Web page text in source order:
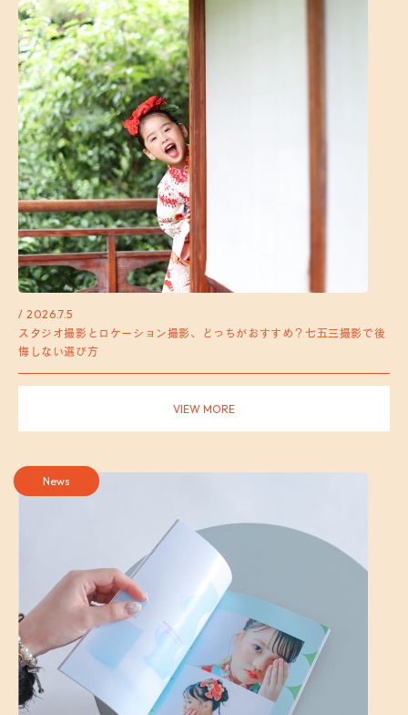
/ 2026.7.5
スタジオ撮影とロケーション撮影、どっちがおすすめ？七五三撮影で後
悔しない選び方
VIEW MORE
News